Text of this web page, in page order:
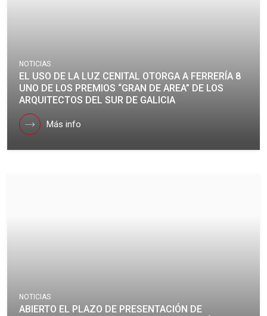
NOTICIAS
EL USO DE LA LUZ CENITAL OTORGA A FERRERÍA 8
UNO DE LOS PREMIOS “GRAN DE AREA” DE LOS
ARQUITECTOS DEL SUR DE GALICIA
Más info
NOTICIAS
ABIERTO EL PLAZO DE PRESENTACIÓN DE